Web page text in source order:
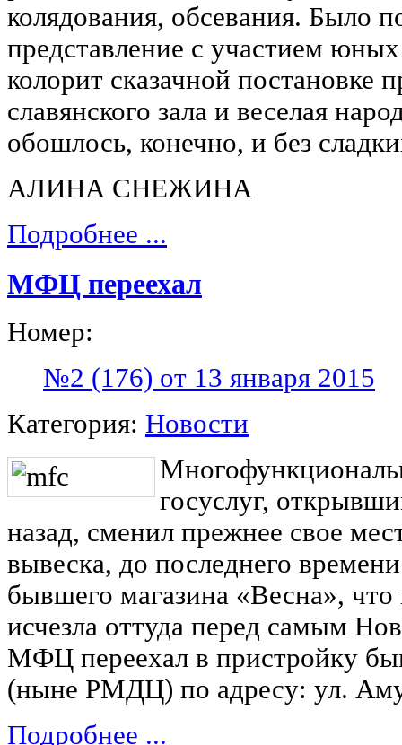
колядования, обсевания. Было
представление с участием
колорит сказачной постановке
славянского зала и веселая
обошлось, конечно, и без
АЛИНА СНЕЖИНА
Подробнее ...
МФЦ переехал
Номер:
№2 (176) от 13 января 2015
Категория: Новости
госуслуг,
назад, сменил прежнее свое
вывеска, до последнего
бывшего магазина «Весна»,
исчезла оттуда перед самым
МФЦ переехал в пристройку
(ныне РМДЦ) по адресу: ул.
Подробнее ...